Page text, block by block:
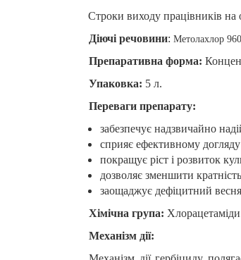
Строки виходу працівників
Діючі речовини: Метолахлор
Препаративна форма:
Упаковка: 5 л.
Переваги препарату:
забезпечує надзвичайно
сприяє ефективному догляду
покращує ріст і розвиток
дозволяє зменшити
заощаджує дефіцитний
Хімічна група: Хлорацетаміди
Механізм дії: